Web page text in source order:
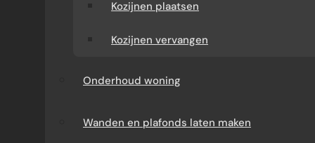
Kozijnen plaatsen
Kozijnen vervangen
Onderhoud woning
Wanden en plafonds laten maken
WAT KUNT U VAN ONS